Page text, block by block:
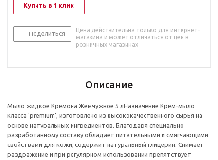
Купить в 1 клик
Поделиться
Цена действительна только для интернет-
магазина и может отличаться от цен в
розничных магазинах
Описание
Мыло жидкое Кремона Жемчужное 5 лНазначение Крем-мыло
класса 'premium', изготовлено из высококачественного сырья на
основе натуральных ингредиентов. Благодаря специально
разработанному составу обладает питательными и смягчающими
свойствами для кожи, содержит натуральный глицерин. Снимает
раздражение и при регулярном использовании препятствует